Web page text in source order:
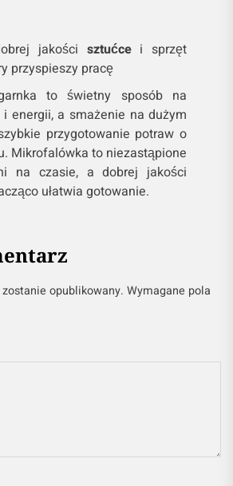
jakości sztućcei sprzęt
przyspieszy pracę
to świetny sposób na
energii, a smażenie na dużym
przygotowanie potraw o
Mikrofalówka to niezastąpione
na czasie, a dobrej jakości
ułatwia gotowanie.
opublikowany. Wymagane pola